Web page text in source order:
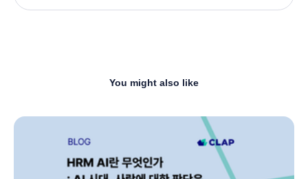
You might also like